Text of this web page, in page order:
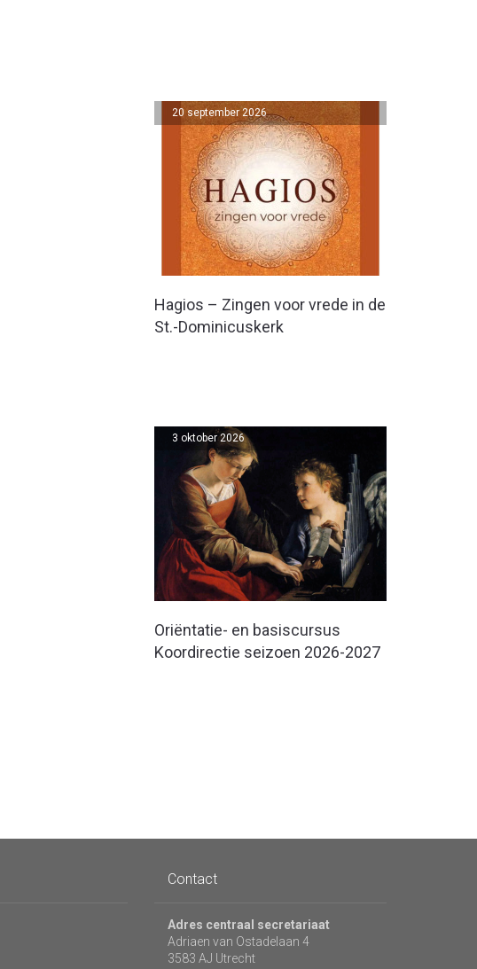
Hagios – Zingen voor vrede in de
St.-Dominicuskerk
20 september 2026
Oriëntatie- en basiscursus
Koordirectie seizoen 2026-2027
3 oktober 2026
Contact
Adres centraal secretariaat
Adriaen van Ostadelaan 4
3583 AJ Utrecht